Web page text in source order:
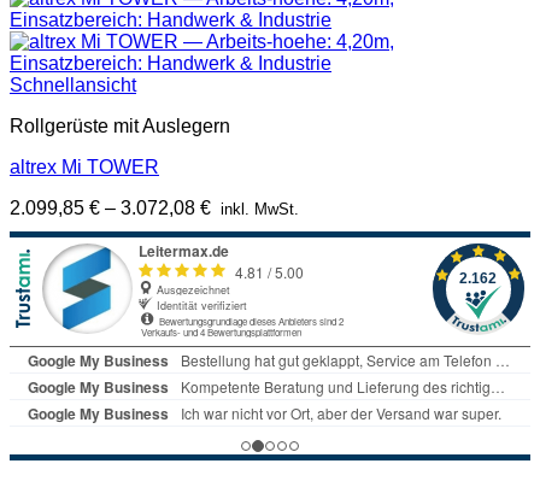
Schnellansicht
Rollgerüste mit Auslegern
altrex Mi TOWER
2.099,85 € – 3.072,08 € inkl. MwSt.